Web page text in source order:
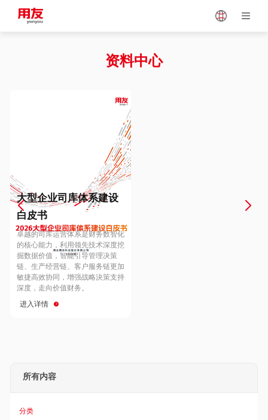
Vietnam
Europe
Hungary
Hong Kong
资料中心
大型企业司库体系建设
白皮书
卓越的司库运营体系是财务数智化
的核心能力，利用领先技术深度挖
掘数据价值，智能引导管理决策
链、生产经营链、客户服务链更加
敏捷高效协同，增强战略決策支持
深度，走向价值财务。
进入详情
所有内容
分类